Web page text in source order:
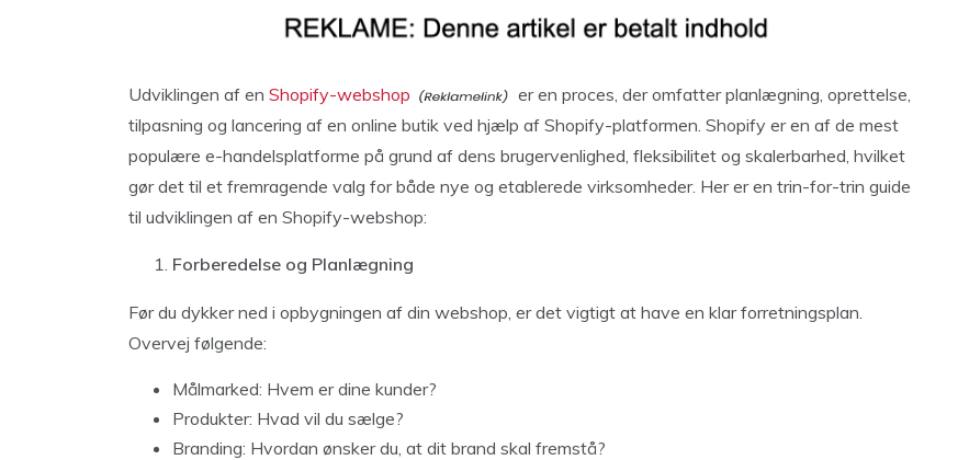
Udviklingen af en Shopify-webshop
er en proces, der omfatter planlægning, oprettelse,
tilpasning og lancering af en online butik ved hjælp af Shopify-platformen. Shopify er en af de mest
populære e-handelsplatforme på grund af dens brugervenlighed, fleksibilitet og skalerbarhed, hvilket
gør det til et fremragende valg for både nye og etablerede virksomheder. Her er en trin-for-trin guide
til udviklingen af en Shopify-webshop:
Forberedelse og Planlægning
Før du dykker ned i opbygningen af din webshop, er det vigtigt at have en klar forretningsplan.
Overvej følgende:
Målmarked: Hvem er dine kunder?
Produkter: Hvad vil du sælge?
Branding: Hvordan ønsker du, at dit brand skal fremstå?